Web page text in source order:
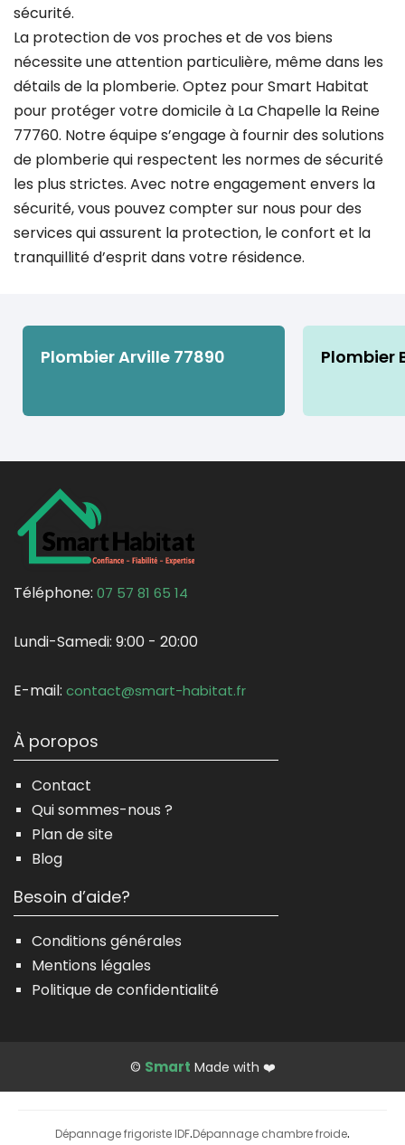
sécurité.
La protection de vos proches et de vos biens
nécessite une attention particulière, même dans les
détails de la plomberie. Optez pour Smart Habitat
pour protéger votre domicile à La Chapelle la Reine
77760. Notre équipe s’engage à fournir des solutions
de plomberie qui respectent les normes de sécurité
les plus strictes. Avec notre engagement envers la
sécurité, vous pouvez compter sur nous pour des
services qui assurent la protection, le confort et la
tranquillité d’esprit dans votre résidence.
Plombier Arville 77890 Plombier
Téléphone: 07 57 81 65 14
Lundi-Samedi: 9:00 - 20:00
E-mail: contact@smart-habitat.fr
À poropos
Contact
Qui sommes-nous ?
Plan de site
Blog
Besoin d’aide?
Conditions générales
Mentions légales
Politique de confidentialité
© Smart Made with ❤️
Dépannage frigoriste IDF·Dépannage chambre froide·